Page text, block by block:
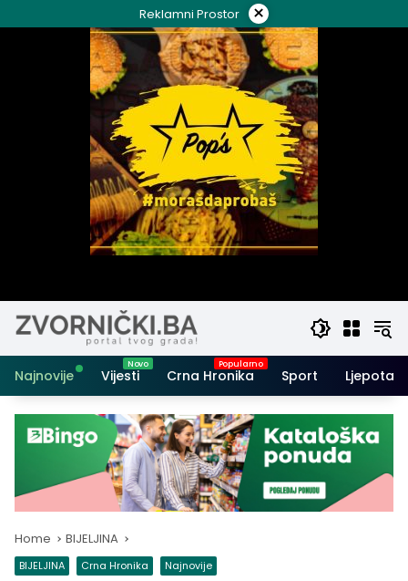
to
Reklamni Prostor ×
Najnovije Vijesti Crna Hronika Sport Ljepota i
Home BIJELJINA
BIJELJINA Crna Hronika Najnovije